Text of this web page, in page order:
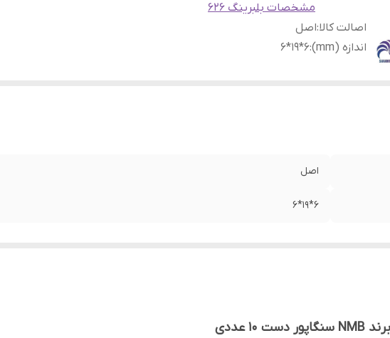
مشخصات بلبرینگ 626
اصالت کالا:اصل
اندازه (mm)
:
6*19*6
اصل
6*19*6